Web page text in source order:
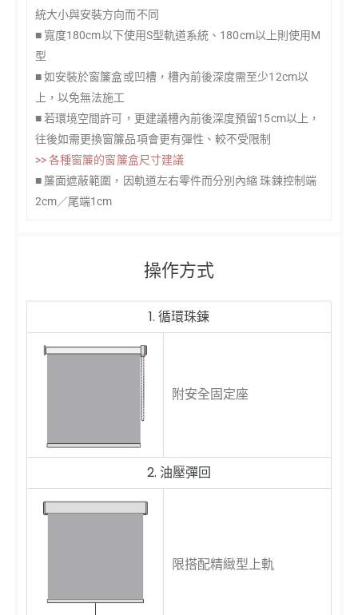
統大小與安裝方向而不同
■ 寬度180cm以下使用S型軌道系統、180cm以上則使用M
型
■ 如安裝於窗簾盒或凹槽，槽內前後深度需至少12cm以
上，以免無法施工
■ 若環境空間許可，更建議槽內前後深度預留15cm以上，
往後如需更換窗簾品項會更有彈性、較不受限制
>> 各種窗簾的窗簾盒尺寸建議
■ 簾面遮蔽範圍，因軌道左右零件而分別內縮 珠鍊控制端
2cm／尾端1cm
操作方式
1. 循環珠鍊
附安全固定座
2. 油壓彈回
限搭配精緻型上軌